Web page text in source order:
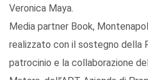
Veronica Maya.
Media partner Book,
realizzato con il sostegno della
patrocinio e la collaborazione